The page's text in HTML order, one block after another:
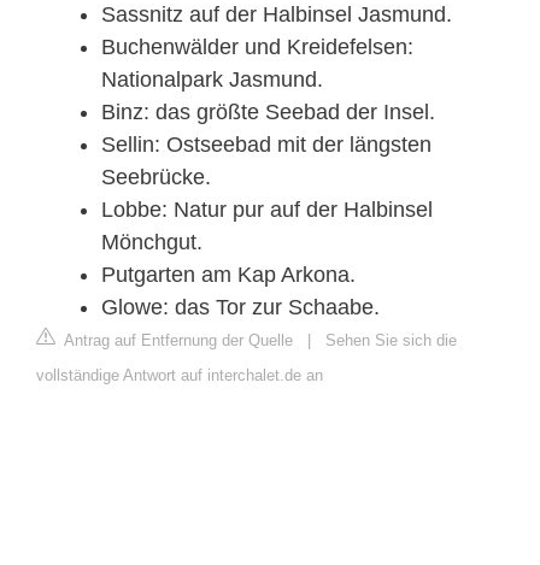
Sassnitz auf der Halbinsel Jasmund.
Buchenwälder und Kreidefelsen:
Nationalpark Jasmund.
Binz: das größte Seebad der Insel.
Sellin: Ostseebad mit der längsten
Seebrücke.
Lobbe: Natur pur auf der Halbinsel
Mönchgut.
Putgarten am Kap Arkona.
Glowe: das Tor zur Schaabe.
Antrag auf Entfernung der Quelle | Sehen Sie sich die
vollständige Antwort auf interchalet.de an